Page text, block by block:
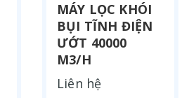
MÁY LỌC KHÓI
BỤI TĨNH ĐIỆN
ƯỚT 40000
M3/H
Liên hệ